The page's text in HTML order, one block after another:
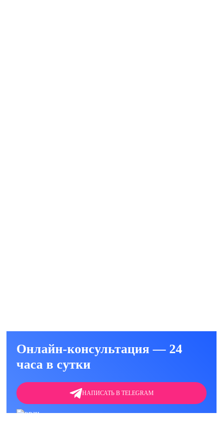
Онлайн-консультация — 24
часа в сутки
НАПИСАТЬ В TELEGRAM